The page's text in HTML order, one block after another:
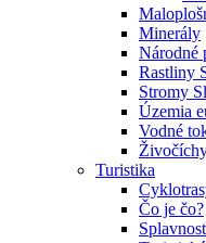
Minerály
Národné
Rastliny
Stromy
Územia
Vodné
Turistika
Čo je čo?